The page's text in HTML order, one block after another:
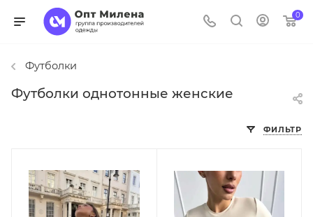
0
Футболки
Футболки однотонные женские
ФИЛЬТР